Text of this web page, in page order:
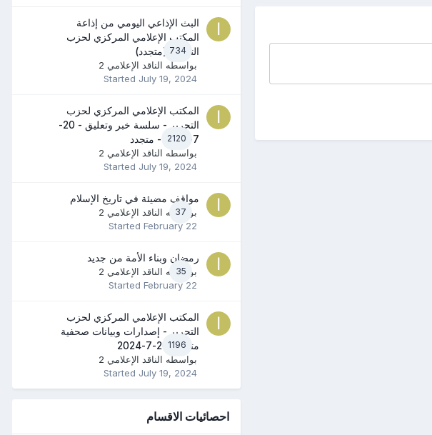
734
البث الإذاعي اليومي من إذاعة
المكتب الإعلامي المركزي لحزب
التحرير (متجدد)
بواسطه الناقد الإعلامي 2
Started July 19, 2024
2120
المكتب الإعلامي المركزي لحزب
التحرير - سلسة خبر وتعليق - 20-
7-2024 - متجدد
بواسطه الناقد الإعلامي 2
Started July 19, 2024
37
مواقف مضيئة في تاريخ الإسلام
بواسطه الناقد الإعلامي 2
Started February 22
35
رمضان وبناء الأمة من جديد
بواسطه الناقد الإعلامي 2
Started February 22
1196
المكتب الإعلامي المركزي لحزب
التحرير - إصدارات وبيانات صحفية
متنوعة 20-7-2024
بواسطه الناقد الإعلامي 2
Started July 19, 2024
احصائيات الاقسام